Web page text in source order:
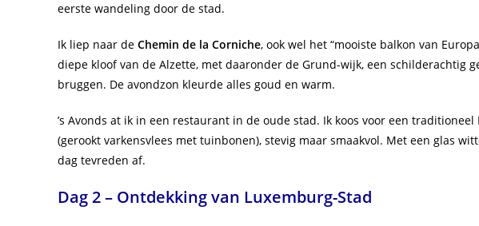
eerste wandeling door de stad.
Ik liep naar de Chemin de la Corniche, ook wel het “mooiste balkon van
diepe kloof van de Alzette, met daaronder de Grund-wijk, een schilderachtig
bruggen. De avondzon kleurde alles goud en warm.
’s Avonds at ik in een restaurant in de oude stad. Ik koos voor een
(gerookt varkensvlees met tuinbonen), stevig maar smaakvol. Met een glas
dag tevreden af.
Dag 2 – Ontdekking van Luxemburg-Stad